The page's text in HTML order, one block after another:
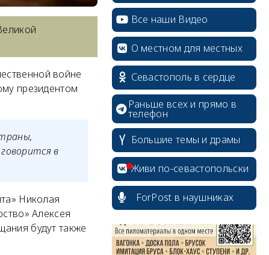
войне
президентом
в
Николая
Алексея
будут также
Все наши Видео
О местном для местных
Севастополь в сердце
Раньше всех и прямо в
телефон
Большие темы и драмы
Живи по-севастопольски
ForPost в наушниках
erid: 2SDnjcrDNw6
erid: 2SDnjdPjgYS